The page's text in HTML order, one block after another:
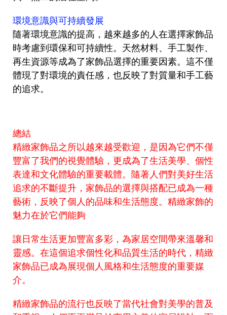
環境意識與可持續發展
隨著環境意識的提高，越來越多的人在選擇家飾品
時考慮到環保和可持續性。天然材料、手工製作、
再生資源等成為了家飾品選擇的重要因素。這不僅
體現了對環境的責任感，也反映了對質量和手工藝
的追求。
總結
精緻家飾品之所以越來越受歡迎，是因為它們不僅
豐富了我們的視覺體驗，更成為了生活美學、個性
表達和文化體驗的重要載體。隨著人們對美好生活
追求的不斷提升，家飾品的選擇與搭配已成為一種
藝術，反映了個人的品味和生活態度。精緻家飾的
魅力在於它們能夠
讓日常生活更加豐富多彩，為家居空間帶來溫馨和
靈感。在這個追求個性化和品質生活的時代，精緻
家飾品已成為展現個人風格和生活態度的重要媒
介。
精緻家飾品的流行也反映了當代社會對美學的普及